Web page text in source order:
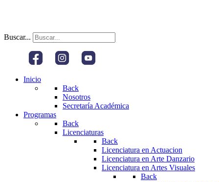
Buscar...
Inicio
Back
Nosotros
Secretaría Académica
Programas
Back
Licenciaturas
Back
Licenciatura en Actuacion
Licenciatura en Arte Danzario
Licenciatura en Artes Visuales
Back